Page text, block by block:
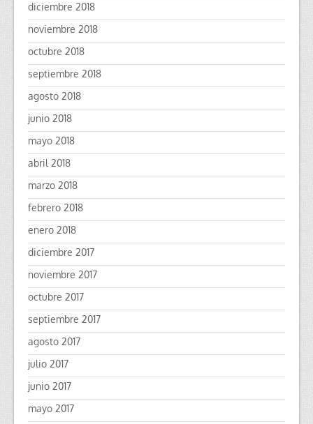
diciembre 2018
noviembre 2018
octubre 2018
septiembre 2018
agosto 2018
junio 2018
mayo 2018
abril 2018
marzo 2018
febrero 2018
enero 2018
diciembre 2017
noviembre 2017
octubre 2017
septiembre 2017
agosto 2017
julio 2017
junio 2017
mayo 2017